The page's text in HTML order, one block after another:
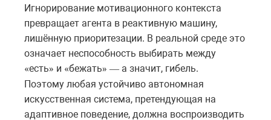
Игнорирование мотивационного контекста
превращает агента в реактивную машину,
лишённую приоритезации. В реальной среде это
означает неспособность выбирать между
«есть» и «бежать» — а значит, гибель.
Поэтому любая устойчиво автономная
искусственная система, претендующая на
адаптивное поведение, должна воспроизводить